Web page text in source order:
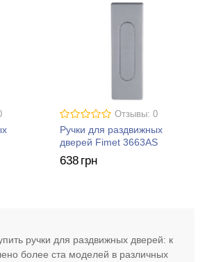
Отзывы: 0
Ручки для раздвижных
дверей Fimet 3663AS
638 грн
ручки для раздвижных дверей: к
более ста моделей в различных